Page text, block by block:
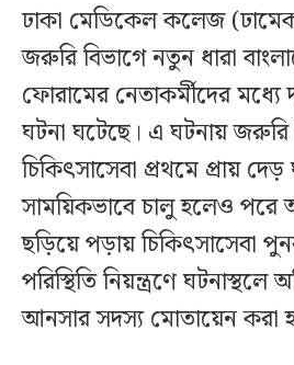
ঢাকা মেডিকেল কলেজ
জরুরি বিভাগে নতুন ধারা
ফোরামের নেতাকর্মীদের মধ্যে
ঘটনা ঘটেছে। এ ঘটনায় জরুরি
চিকিৎসাসেবা প্রথমে প্রায়
সাময়িকভাবে চালু হলেও পরে
ছড়িয়ে পড়ায় চিকিৎসাসেবা
পরিস্থিতি নিয়ন্ত্রণে
আনসার সদস্য মোতায়েন করা